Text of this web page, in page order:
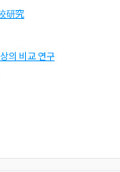
研究
의 비교 연구